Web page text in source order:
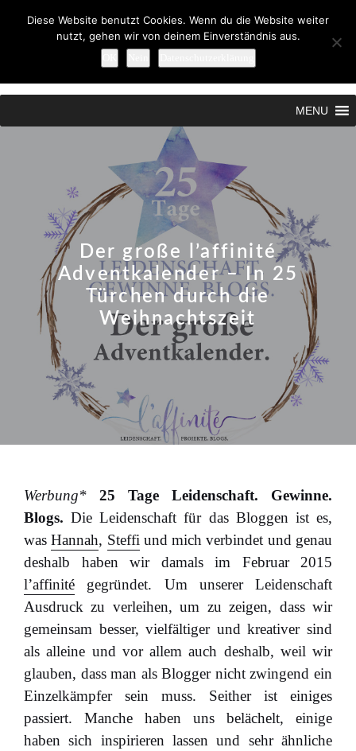
MENU
Der große l’affinité
Adventkalender – In 25
Türchen durch die
Weihnachtszeit
Werbung* 25 Tage Leidenschaft. Gewinne.
Blogs. Die Leidenschaft für das Bloggen ist es,
wasHannah, Steffi und mich verbindet und genau
deshalb haben wir damals im Februar 2015
l’affinité gegründet. Um unserer Leidenschaft
Ausdruck zu verleihen, um zu zeigen, dass wir
gemeinsam besser, vielfältiger und kreativer sind
als alleine und vor allem auch deshalb, weil wir
glauben, dass man als Blogger nicht zwingend ein
Einzelkämpfer sein muss. Seither ist einiges
passiert. Manche haben uns belächelt, einige
haben sich inspirieren lassen und sehr ähnliche
Diese Website benutzt Cookies. Wenn du die Website weiter
nutzt, gehen wir von deinem Einverständnis aus.